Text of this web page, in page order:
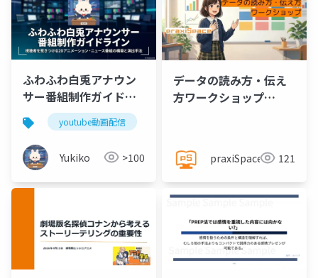
ふわふわ白兎アナウン
サー番組制作ガイドラ
イン
youtube動画配信
Yukiko >100
データの読み方・伝え
方ワークショップ
praxiSpace 121